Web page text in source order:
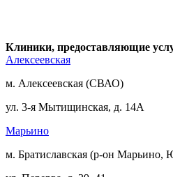
Клиники, предоставляющие
Алексеевская
м. Алексеевская (СВАО)
ул. 3-я Мытищинская, д. 14А
Марьино
м. Братиславская (р-он